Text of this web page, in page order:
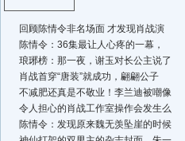
回顾陈情令非名场面 才发现肖战演
陈情令：36集最让人心疼的一幕，
琅琊榜：那一夜，谢玉对长公主说了
肖战首穿“唐装”就成功，翩翩公子
不减肥还真是不敬业！李兰迪被嘲像
令人担心的肖战工作室操作会发生么
陈情令：发现原来魏无羡坠崖的时候